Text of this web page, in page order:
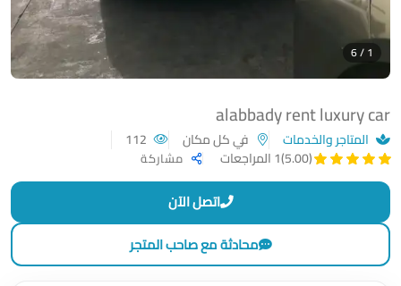
alabbady rent luxury car
المتاجر والخدمات في كل مكان
(5.00)
1 المراجعات مشاركة
1 / 6
اتصل الآن
محادثة مع صاحب المتجر